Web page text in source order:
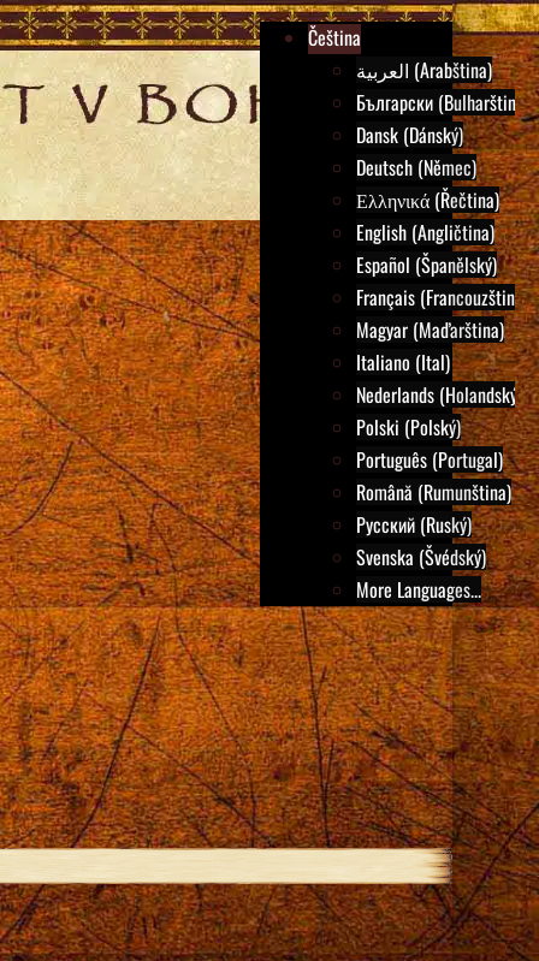
Čeština
العربية (Arabština)
Български (Bulharština)
Dansk (Dánský)
Deutsch (Němec)
Ελληνικά (Řečtina)
English (Angličtina)
Español (Španělský)
Français (Francouzština)
Magyar (Maďarština)
Italiano (Ital)
Nederlands (Holandský)
Polski (Polský)
Português (Portugal)
Română (Rumunština)
Русский (Ruský)
Svenska (Švédský)
More Languages...